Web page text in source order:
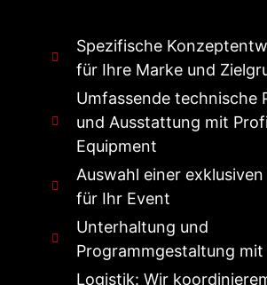
Spezifische
für Ihre Marke und
Umfassende technische
und Ausstattung mit
Equipment
Auswahl einer
für Ihr Event
Unterhaltung und
Programmgestaltung
Logistik: Wir